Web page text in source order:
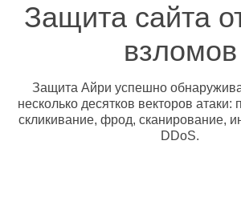
Защита сайта
взломов
Защита Айри успешно
несколько десятков векторов
скликивание, фрод, сканирование,
DDoS.